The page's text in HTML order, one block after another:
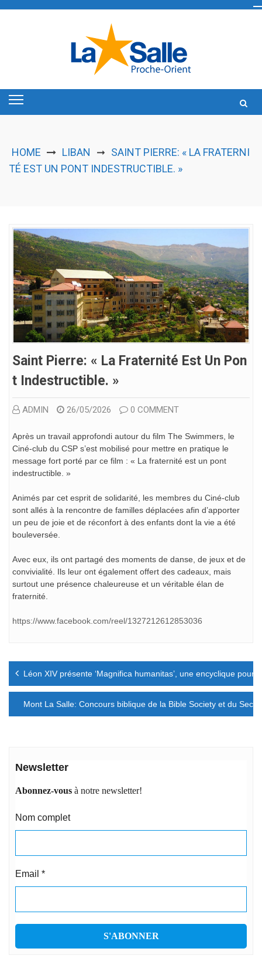
HOME LIBAN ➞ SAINT PIERRE: « LA FRATERNI
TÉ EST UN PONT INDESTRUCTIBLE. »
Saint Pierre: « La Fraternité Est Un Pon
T Indestructible. »
ADMIN 26/05/2026 0 COMMENT
Après un travail approfondi autour du film The Swimmers, le
Ciné-club du CSP s’est mobilisé pour mettre en pratique le
message fort porté par ce film : « La fraternité est un pont
indestructible. »
Animés par cet esprit de solidarité, les membres du Ciné-club
sont allés à la rencontre de familles déplacées afin d’apporter
un peu de joie et de réconfort à des enfants dont la vie a été
bouleversée.
Avec eux, ils ont partagé des moments de danse, de jeux et de
convivialité. Ils leur ont également offert des cadeaux, mais
surtout une présence chaleureuse et un véritable élan de
fraternité.
https://www.facebook.com/reel/1327212612853036
Navigation
l’article
Léon XIV présente ‘Magnifica humanitas’, une encyclique pour
Mont La Salle: Concours biblique de la Bible Society et du
Newsletter
Abonnez-vous à notre newsletter!
Nom complet
Email *